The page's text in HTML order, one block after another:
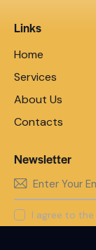
Links
Home
Services
About Us
Contacts
Newsletter
I agree to the